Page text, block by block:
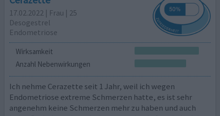
17.02.2022 | Frau | 25
Desogestrel
Endometriose
Wirksamkeit
Anzahl Nebenwirkungen
Ich nehme Cerazette seit 1 Jahr, weil ich wegen
Endometriose extreme Schmerzen hatte, es ist sehr
angenehm keine Schmerzen mehr zu haben und auch